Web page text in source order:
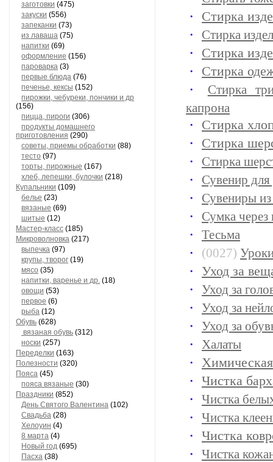
заготовки (475)
закуски (556)
запеканки (73)
из лаваша (75)
напитки (69)
оформление (156)
пароварка (3)
первые блюда (76)
печенье, кексы (152)
пирожки, чебуреки, пончики и др
(156)
пицца, пироги (306)
продукты домашнего
приготовления (290)
советы, приемы обработки (88)
тесто (97)
торты, пирожные (167)
хлеб, лепешки, булочки (218)
Купальники (109)
белье (23)
вязаные (69)
шитые (12)
Мастер-класс (185)
Микроволновка (217)
выпечка (97)
крупы, творог (19)
мясо (35)
напитки, варенье и др. (18)
овощи (53)
первое (6)
рыба (12)
Обувь (628)
вязаная обувь (312)
носки (257)
Переделки (163)
Полезности (320)
Пояса (45)
пояса вязаные (30)
Праздники (852)
День Святого Валентина (102)
Свадьба (28)
Хелоуин (4)
8 марта (4)
Новый год (695)
Пасха (38)
Стирка
Стирка
Стирка
Стирка
Стирка
капрона
Стирка
Стирка
Стирка
Сувенир
Сувениры
Сумка через
Тесьма
(0027)
Уход за
Уход за
Уход за
Уход за
Халаты
Чистка
Чистка
Чистка
Чистка
Чистка